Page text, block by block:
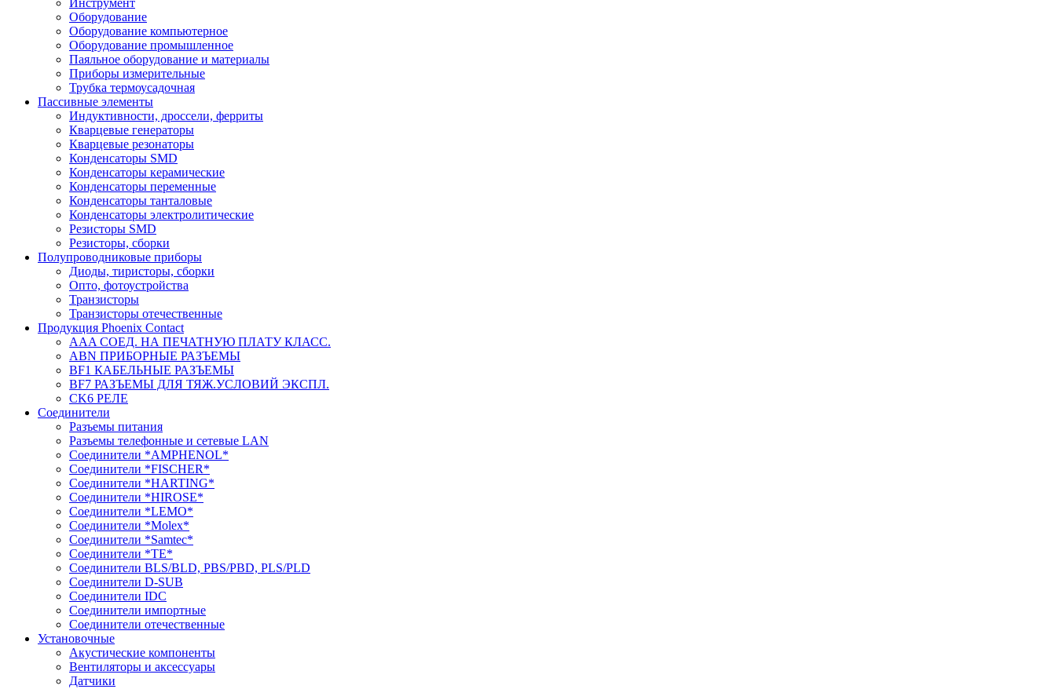
Инструмент
Оборудование
Оборудование компьютерное
Оборудование промышленное
Паяльное оборудование и материалы
Приборы измерительные
Трубка термоусадочная
Пассивные элементы
Индуктивности, дроссели, ферриты
Кварцевые генераторы
Кварцевые резонаторы
Конденсаторы SMD
Конденсаторы керамические
Конденсаторы переменные
Конденсаторы танталовые
Конденсаторы электролитические
Резисторы SMD
Резисторы, сборки
Полупроводниковые приборы
Диоды, тиристоры, сборки
Опто, фотоустройства
Транзисторы
Транзисторы отечественные
Продукция Phoenix Contact
AAA СОЕД. НА ПЕЧАТНУЮ ПЛАТУ КЛАСС.
ABN ПРИБОРНЫЕ РАЗЪЕМЫ
BF1 КАБЕЛЬНЫЕ РАЗЪЕМЫ
BF7 РАЗЪЕМЫ ДЛЯ ТЯЖ.УСЛОВИЙ ЭКСПЛ.
CK6 РЕЛЕ
Соединители
Разъемы питания
Разъемы телефонные и сетевые LAN
Соединители *AMPHENOL*
Соединители *FISCHER*
Соединители *HARTING*
Соединители *HIROSE*
Соединители *LEMO*
Соединители *Molex*
Соединители *Samtec*
Соединители *TE*
Соединители BLS/BLD, PBS/PBD, PLS/PLD
Соединители D-SUB
Соединители IDC
Соединители импортные
Соединители отечественные
Установочные
Акустические компоненты
Вентиляторы и аксессуары
Датчики